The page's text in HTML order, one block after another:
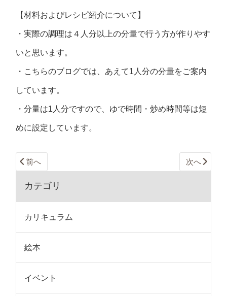
【材料およびレシピ紹介について】
・実際の調理は４人分以上の分量で行う方が作りやす
いと思います。
・こちらのブログでは、あえて1人分の分量をご案内
しています。
・分量は1人分ですので、ゆで時間・炒め時間等は短
めに設定しています。
前へ 次へ
カテゴリ
カリキュラム
絵本
イベント